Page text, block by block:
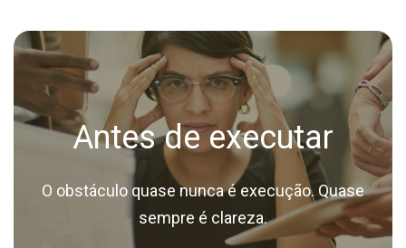
Antes de executar
O obstáculo quase nunca é execução. Quase
sempre é clareza.